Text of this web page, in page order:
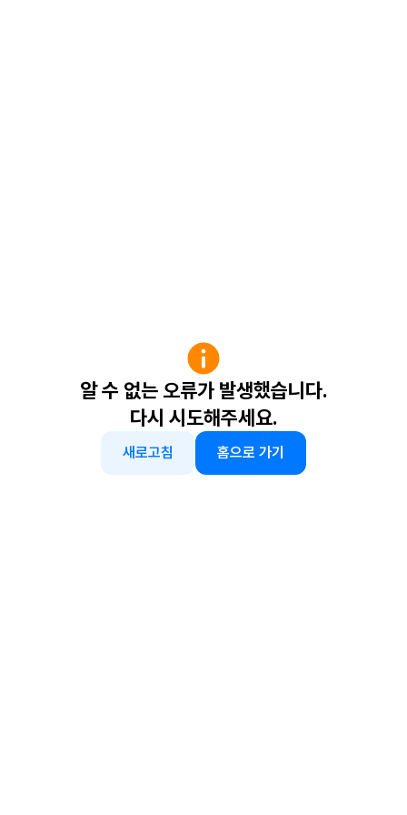
알 수 없는 오류가 발생했습니다.
다시 시도해주세요.
새로고침 홈으로 가기